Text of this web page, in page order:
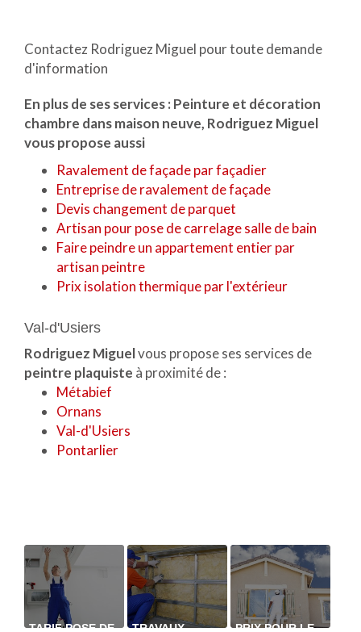
Contactez Rodriguez Miguel pour toute demande
d'information
En plus de ses services : Peinture et décoration
chambre dans maison neuve, Rodriguez Miguel
vous propose aussi
Ravalement de façade par façadier
Entreprise de ravalement de façade
Devis changement de parquet
Artisan pour pose de carrelage salle de bain
Faire peindre un appartement entier par
artisan peintre
Prix isolation thermique par l'extérieur
Val-d'Usiers
Rodriguez Miguelvous propose ses services de
peintre plaquiste à proximité de :
Métabief
Ornans
Val-d'Usiers
Pontarlier
TARIF POSE DE TRAVAUX PRIX POUR LE